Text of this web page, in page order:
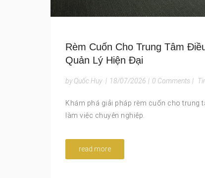
Rèm Cuốn Cho Trung Tâm
Quản Lý Hiện Đại
by Quốc Huy | 18/07/2026 | 0 Comments |
Khám phá giải pháp rèm cuốn cho trung
làm việc chuyên nghiệp.
read more